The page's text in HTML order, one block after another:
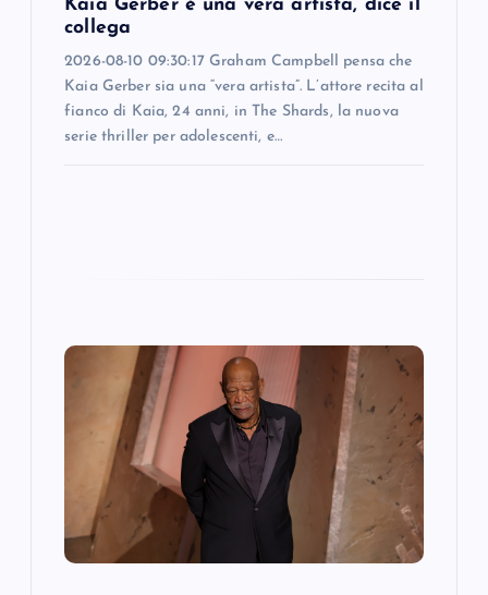
Kaia Gerber è una vera artista, dice il
collega
2026-08-10 09:30:17 Graham Campbell pensa che
Kaia Gerber sia una “vera artista”. L’attore recita al
fianco di Kaia, 24 anni, in The Shards, la nuova
serie thriller per adolescenti, e…